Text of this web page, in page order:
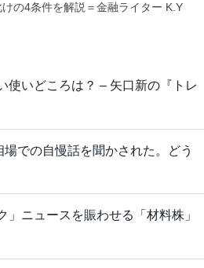
の4条件を解説＝金融ライター K.Y
使いどころは？ – 矢口新の『トレ
での自慢話を聞かされた。どう
」ニュースを賑わせる「材料株」